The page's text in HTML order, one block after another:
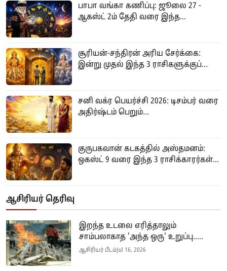
பாபா வங்கா கணிப்பு: ஜூலை 27 -
ஆகஸ்ட் 2ம் தேதி வரை இந்த...
சூரியன்-சந்திரன் அரிய சேர்க்கை:
இன்று முதல் இந்த 3 ராசிகளுக்குப்...
சனி வக்ர பெயர்ச்சி 2026: டிசம்பர் வரை
அதிர்ஷ்டம் பெறும்...
குருபகவான் கடகத்தில் அஸ்தமனம்:
ஒகஸ்ட் 9 வரை இந்த 3 ராசிக்காரர்கள்...
ஆசிரியர் தெரிவு
இறந்த உடலை எரித்தாலும்
சாம்பலாகாத 'அந்த ஒரு' உறுப்பு.....
ஆசிரியர் பீடம் Jul 16, 2026